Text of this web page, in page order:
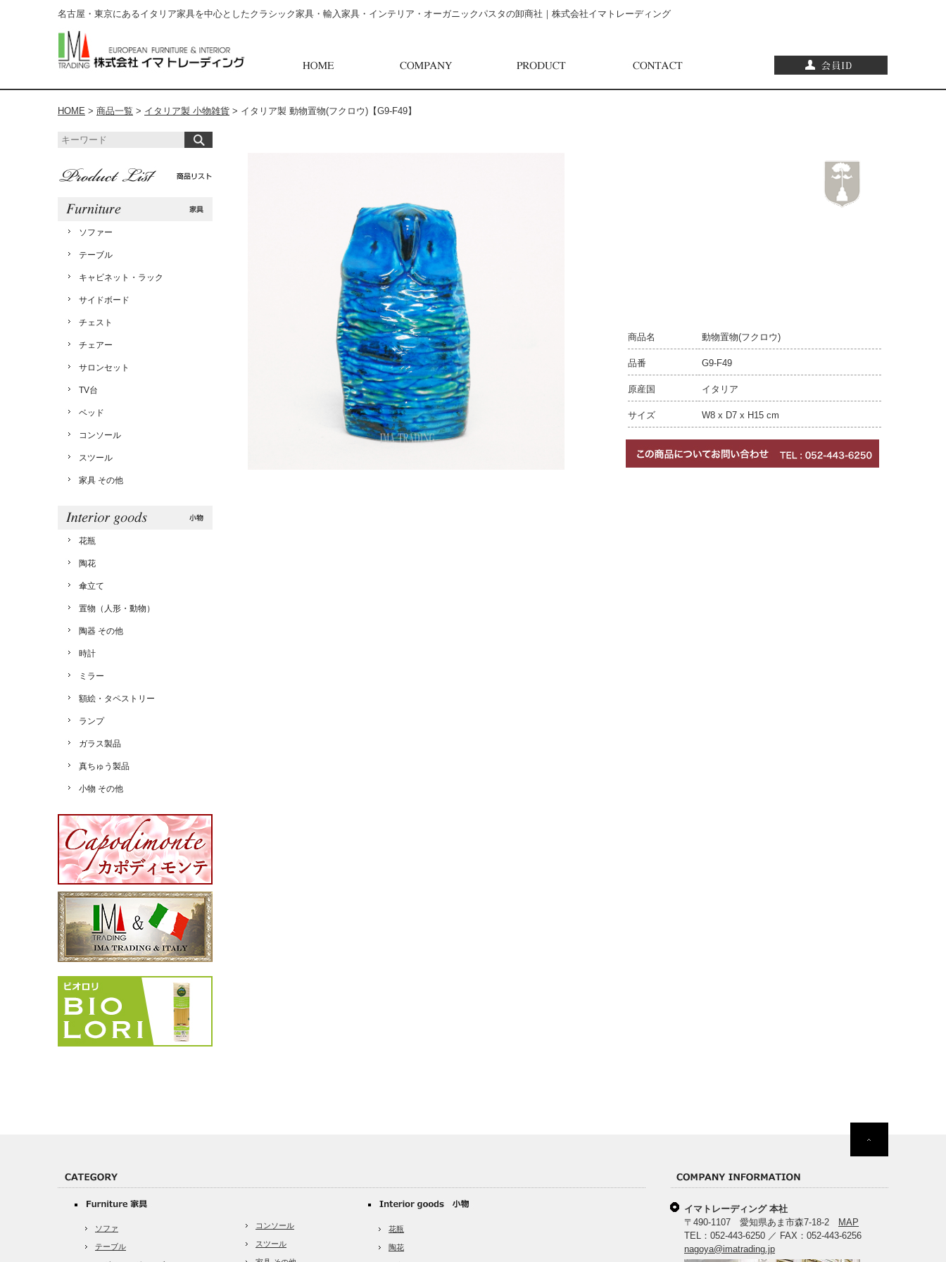
名古屋・東京にあるイタリア家具を中心としたクラシック家具・輸入家具・インテリア・オーガニックパスタの卸商社｜株式会社イマトレーディング
HOME > 商品一覧 > イタリア製 小物雑貨 > イタリア製 動物置物(フクロウ)【G9-F49】
商品名 動物置物(フクロウ)
品番 G9-F49
原産国 イタリア
サイズ W8 x D7 x H15 cm
ソファー
テーブル
キャビネット・ラック
サイドボード
チェスト
チェアー
サロンセット
TV台
ベッド
コンソール
スツール
家具 その他
花瓶
陶花
傘立て
置物（人形・動物）
陶器 その他
時計
ミラー
額絵・タペストリー
ランプ
ガラス製品
真ちゅう製品
小物 その他
ソファ
テーブル
コンソール
スツール
花瓶
陶花
イマトレーディング 本社
〒490-1107 愛知県あま市森7-18-2
MAP
TEL：052-443-6250 ／ FAX：052-443-6256
nagoya@imatrading.jp